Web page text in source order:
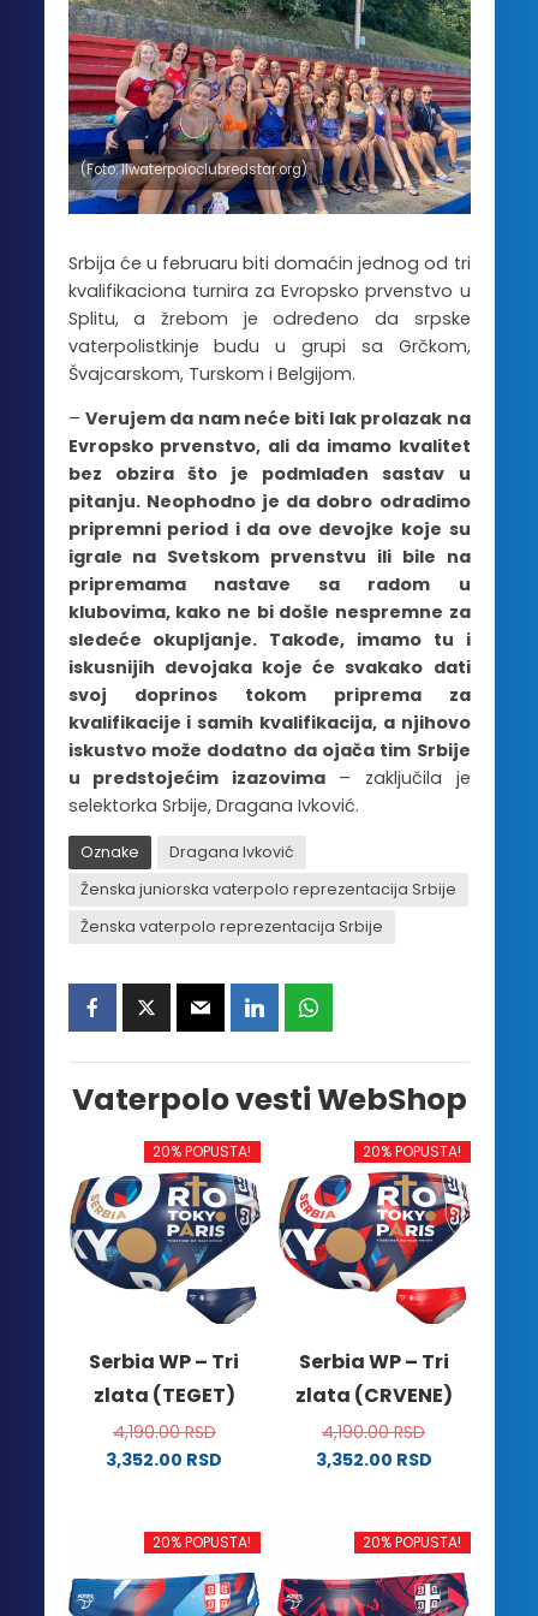
(Foto: llwaterpoloclubredstar.org)
Srbija će u februaru biti domaćin jednog od tri
kvalifikaciona turnira za Evropsko prvenstvo u
Splitu, a žrebom je određeno da srpske
vaterpolistkinje budu u grupi sa Grčkom,
Švajcarskom, Turskom i Belgijom.
– Verujem da nam neće biti lak prolazak na
Evropsko prvenstvo, ali da imamo kvalitet
bez obzira što je podmlađen sastav u
pitanju. Neophodno je da dobro odradimo
pripremni period i da ove devojke koje su
igrale na Svetskom prvenstvu ili bile na
pripremama nastave sa radom u
klubovima, kako ne bi došle nespremne za
sledeće okupljanje. Takođe, imamo tu i
iskusnijih devojaka koje će svakako dati
svoj doprinos tokom priprema za
kvalifikacije i samih kvalifikacija, a njihovo
iskustvo može dodatno da ojača tim Srbije
u predstojećim izazovima– zaključila je
selektorka Srbije, Dragana Ivković.
Oznake
Dragana Ivković
Ženska juniorska vaterpolo reprezentacija Srbije
Ženska vaterpolo reprezentacija Srbije
Vaterpolo vesti WebShop
20% POPUSTA!
Serbia WP – Tri
zlata (TEGET)
4,190.00RSD
3,352.00 RSD
ima
varijanti.
20% POPUSTA!
Serbia WP – Tri
zlata (CRVENE)
4,190.00RSD
3,352.00 RSD
ima
varijanti.
20% POPUSTA! 20% POPUSTA!